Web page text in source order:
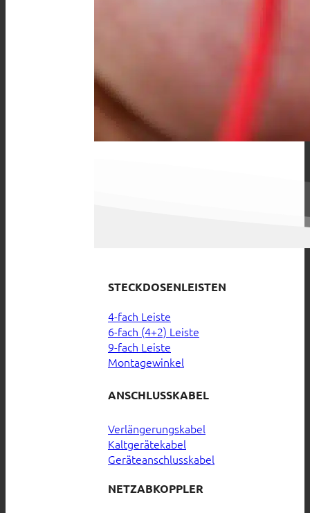
STECKDOSENLEISTEN
4-fach Leiste
6-fach (4+2) Leiste
9-fach Leiste
Montagewinkel
ANSCHLUSSKABEL
Verlängerungskabel
Kaltgerätekabel
Geräteanschlusskabel
NETZABKOPPLER